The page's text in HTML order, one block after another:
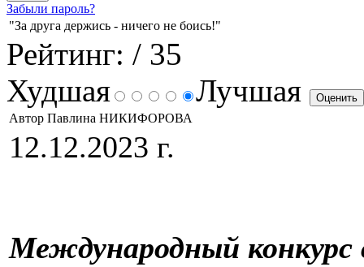
Забыли пароль?
"За друга держись - ничего не боись!"
Рейтинг: / 35
Худшая
Лучшая
Автор Павлина НИКИФОРОВА
12.12.2023 г.
Международный